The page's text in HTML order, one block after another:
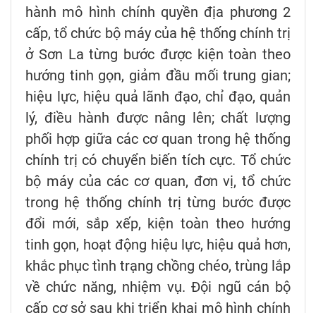
hành mô hình chính quyền địa phương 2
cấp, tổ chức bộ máy của hệ thống chính trị
ở Sơn La từng bước được kiện toàn theo
hướng tinh gọn, giảm đầu mối trung gian;
hiệu lực, hiệu quả lãnh đạo, chỉ đạo, quản
lý, điều hành được nâng lên; chất lượng
phối hợp giữa các cơ quan trong hệ thống
chính trị có chuyển biến tích cực. Tổ chức
bộ máy của các cơ quan, đơn vị, tổ chức
trong hệ thống chính trị từng bước được
đổi mới, sắp xếp, kiện toàn theo hướng
tinh gọn, hoạt động hiệu lực, hiệu quả hơn,
khắc phục tình trạng chồng chéo, trùng lắp
về chức năng, nhiệm vụ. Đội ngũ cán bộ
cấp cơ sở sau khi triển khai mô hình chính